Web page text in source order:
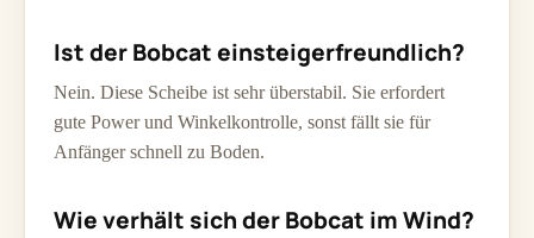
Ist der Bobcat einsteigerfreundlich?
Nein. Diese Scheibe ist sehr überstabil. Sie erfordert
gute Power und Winkelkontrolle, sonst fällt sie für
Anfänger schnell zu Boden.
Wie verhält sich der Bobcat im Wind?